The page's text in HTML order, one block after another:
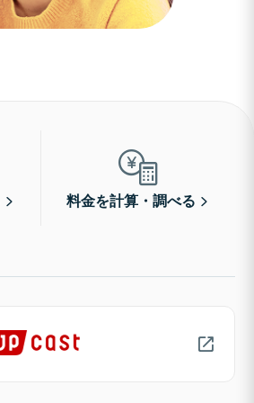
料金を計算・調べる